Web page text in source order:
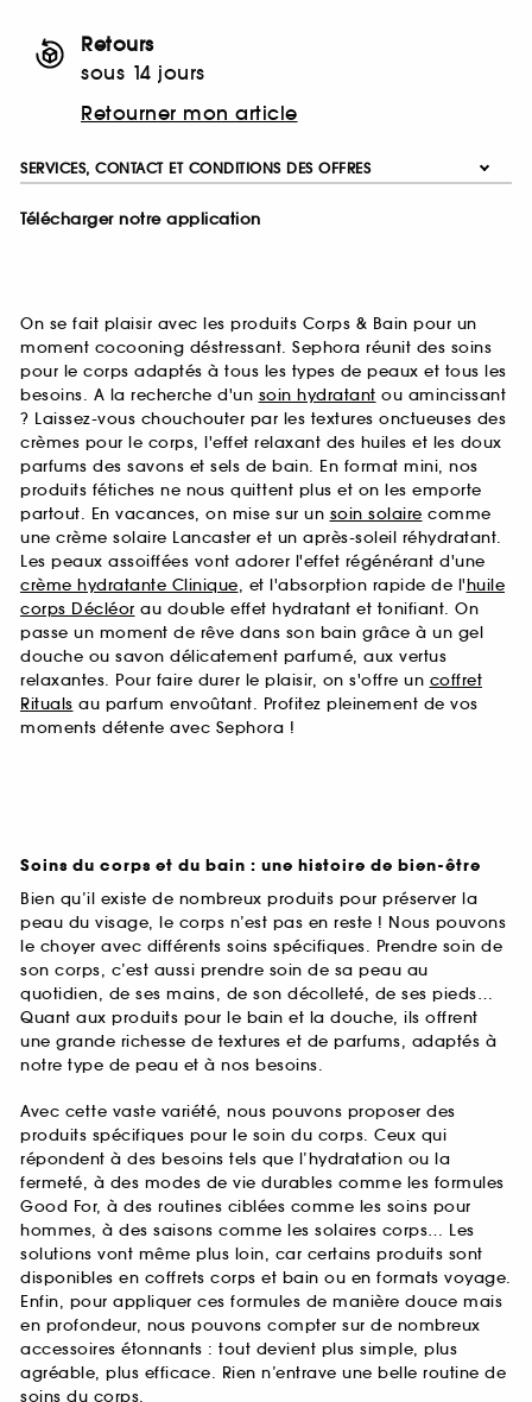
Retours
sous 14 jours
Retourner mon article
SERVICES, CONTACT ET CONDITIONS DES OFFRES
Télécharger notre application
On se fait plaisir avec les produits Corps & Bain pour un
moment cocooning déstressant. Sephora réunit des soins
pour le corps adaptés à tous les types de peaux et tous les
besoins. A la recherche d'un soin hydratant ou amincissant
? Laissez-vous chouchouter par les textures onctueuses des
crèmes pour le corps, l'effet relaxant des huiles et les doux
parfums des savons et sels de bain. En format mini, nos
produits fétiches ne nous quittent plus et on les emporte
partout. En vacances, on mise sur un soin solaire comme
une crème solaire Lancaster et un après-soleil réhydratant.
Les peaux assoiffées vont adorer l'effet régénérant d'une
crème hydratante Clinique, et l'absorption rapide de l'huile
corps Décléor au double effet hydratant et tonifiant. On
passe un moment de rêve dans son bain grâce à un gel
douche ou savon délicatement parfumé, aux vertus
relaxantes. Pour faire durer le plaisir, on s'offre un coffret
Rituals au parfum envoûtant. Profitez pleinement de vos
moments détente avec Sephora !
Soins du corps et du bain : une histoire de bien-être
Bien qu’il existe de nombreux produits pour préserver la
peau du visage, le corps n’est pas en reste ! Nous pouvons
le choyer avec différents soins spécifiques. Prendre soin de
son corps, c’est aussi prendre soin de sa peau au
quotidien, de ses mains, de son décolleté, de ses pieds…
Quant aux produits pour le bain et la douche, ils offrent
une grande richesse de textures et de parfums, adaptés à
notre type de peau et à nos besoins.
Avec cette vaste variété, nous pouvons proposer des
produits spécifiques pour le soin du corps. Ceux qui
répondent à des besoins tels que l’hydratation ou la
fermeté, à des modes de vie durables comme les formules
Good For, à des routines ciblées comme les soins pour
hommes, à des saisons comme les solaires corps… Les
solutions vont même plus loin, car certains produits sont
disponibles en coffrets corps et bain ou en formats voyage.
Enfin, pour appliquer ces formules de manière douce mais
en profondeur, nous pouvons compter sur de nombreux
accessoires étonnants : tout devient plus simple, plus
agréable, plus efficace. Rien n’entrave une belle routine de
soins du corps.